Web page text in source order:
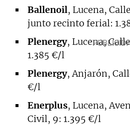
Ballenoil, Lucena,
junto recinto ferial:
Plenergy, Lucena,
1.385 €/l
Plenergy, Anjarón,
€/l
Enerplus, Lucena,
Civil, 9: 1.395 €/l